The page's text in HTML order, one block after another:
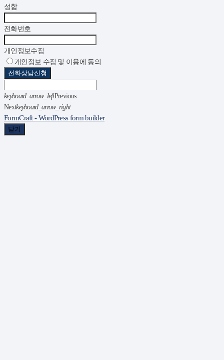
성함
전화번호
개인정보수집
개인정보 수집 및 이용에 동의
전화상담신청
keyboard_arrow_leftPrevious
Nextkeyboard_arrow_right
FormCraft - WordPress form builder
닫기